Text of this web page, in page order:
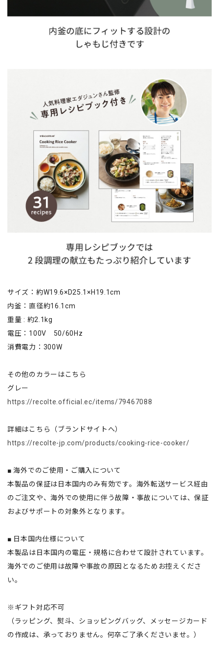
サイズ：約W19.6×D25.1×H19.1cm
内釜：直径約16.1cm
重量 : 約2.1kg
電圧：100V 50/60Hz
消費電力：300W
その他のカラーはこちら
グレー
https://recolte.official.ec/items/79467088
詳細はこちら（ブランドサイトへ）
https://recolte-jp.com/products/cooking-rice-cooker/
■ 海外でのご使用・ご購入について
本製品の保証は日本国内のみ有効です。海外転送サービス経由
のご注文や、海外での使用に伴う故障・事故については、保証
およびサポートの対象外となります。
■ 日本国内仕様について
本製品は日本国内の電圧・規格に合わせて設計されています。
海外でのご使用は故障や事故の原因となるためお控えくださ
い。
※ギフト対応不可
（ラッピング、熨斗、ショッピングバッグ、メッセージカード
の作成は、承っておりません。何卒ご了承くださいませ。）